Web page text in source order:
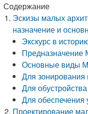
Содержание
Эскизы малых
назначение и
Экскурс в
Основные виды
Для зонирования
Для
Для обеспечения
Проектирование